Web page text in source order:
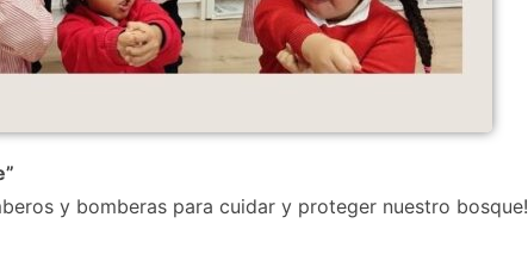
y bomberas para cuidar y proteger nuestro bosque!